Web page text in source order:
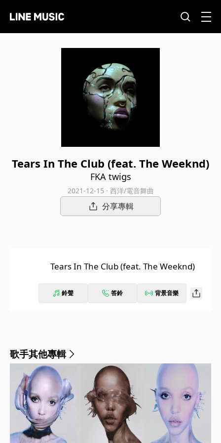
Tears In The Club (feat. The Weeknd)
FKA twigs
2021-12-15 · 西洋/電音舞曲
分享專輯
Tears In The Club (feat. The Weeknd)
鈴聲 答鈴 背景音樂
歌手其他專輯